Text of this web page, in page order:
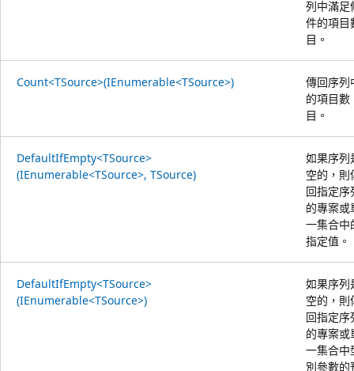
列中滿足
件的項目
目。
Count<TSource>(IEnumerable<TSource>)
傳回序列
的項目數
目。
DefaultIfEmpty<TSource>
(IEnumerable<TSource>, TSource)
如果序列
空的，則
回指定序
的專案或
一集合中
指定值。
DefaultIfEmpty<TSource>
(IEnumerable<TSource>)
如果序列
空的，則
回指定序
的專案或
一集合中
別參數的